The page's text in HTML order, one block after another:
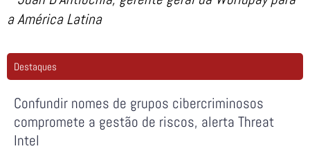
a América Latina
Destaques
Confundir nomes de grupos cibercriminosos
compromete a gestão de riscos, alerta Threat
Intel